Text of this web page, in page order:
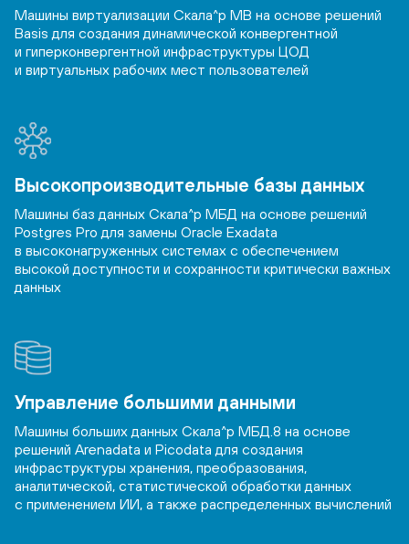
Машины виртуализации Скала^р МВ на основе решений
Basis для создания динамической конвергентной
и гиперконвергентной инфраструктуры ЦОД
и виртуальных рабочих мест пользователей
Высокопроизводительные базы данных
Машины баз данных Скала^р МБД на основе решений
Postgres Pro для замены Oracle Exadata
в высоконагруженных системах с обеспечением
высокой доступности и сохранности критически важных
данных
Управление большими данными
Машины больших данных Скала^р МБД.8 на основе
решений Arenadata и Picodata для создания
инфраструктуры хранения, преобразования,
аналитической, статистической обработки данных
с применением ИИ, а также распределенных вычислений